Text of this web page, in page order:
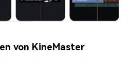
von KineMaster